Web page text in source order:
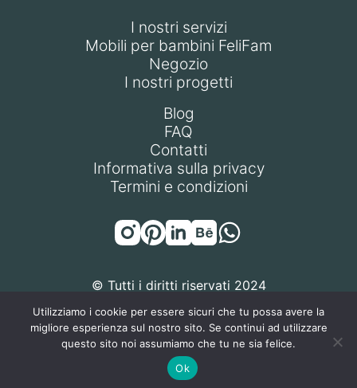
I nostri servizi
Mobili per bambini FeliFam
Negozio
I nostri progetti
Blog
FAQ
Contatti
Informativa sulla privacy
Termini e condizioni
© Tutti i diritti riservati 2024
FELIFAM S.R.L. | P.IVA / Codice Fiscale: 14471270968 | Sede
Legale: Via Gottlieb Wilhelm Daimler 18, 20151 Milano (MI),
Italia | REA: MI-2786922
Utilizziamo i cookie per essere sicuri che tu possa avere la
migliore esperienza sul nostro sito. Se continui ad utilizzare
questo sito noi assumiamo che tu ne sia felice.
Ok